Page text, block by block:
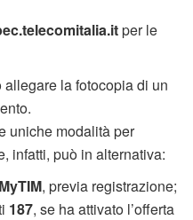
per le
la fotocopia di un
uniche modalità per
infatti, può in alternativa:
, previa registrazione;
187, se ha attivato l’offerta